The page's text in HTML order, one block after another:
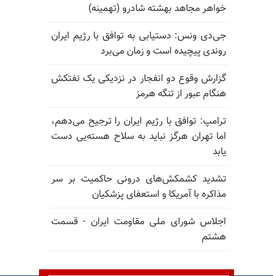
خواهر مجاهد بهشته شادرو (تهمینه)
جی‌دی ونس: دستیابی به توافق با رژیم ایران
روندی پیچیده است و زمان می‌برد
گزارش وقوع دو انفجار در نزدیکی یک نفتکش
هنگام عبور از تنگه هرمز
ترامپ: توافق با رژیم ایران را ترجیح می‌دهم،
اما تهران هرگز نباید به سلاح هسته‌یی دست
یابد
تشدید کشمکش‌های درونی حاکمیت بر سر
مذاکره با آمریکا و استعفای پزشکیان
اجلاس شورای ملی مقاومت ایران - قسمت
هشتم